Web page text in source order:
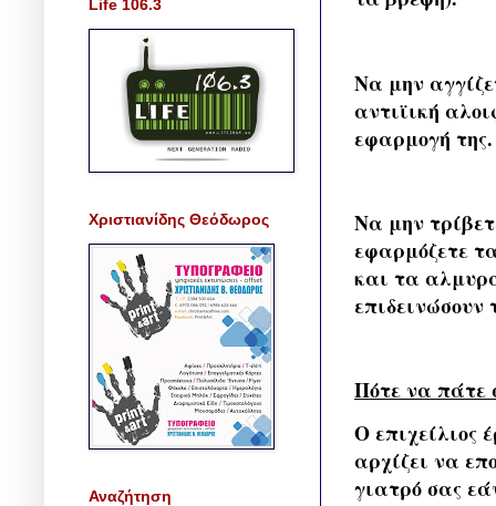
Να μην
αντιϊική
εφαρμογή της.
Να μην
εφαρμόζετε
και τα
Πότε να πάτε
Ο επιχείλιος
αρχίζει να
γιατρό σας
Life 106.3
Χριστιανίδης Θεόδωρος
Αναζήτηση